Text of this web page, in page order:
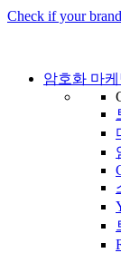
Check if your
암호화 마